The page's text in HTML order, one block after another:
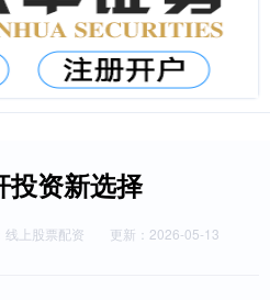
投资新选择
线上股票配资
更新：2026-05-13